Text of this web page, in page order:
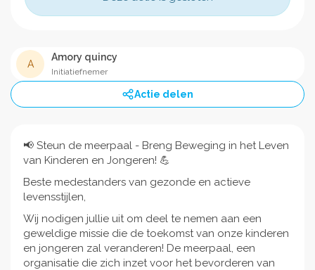
A
Amory quincy
Initiatiefnemer
Actie delen
📢 Steun de meerpaal - Breng Beweging in het Leven
van Kinderen en Jongeren! 💪
Beste medestanders van gezonde en actieve
levensstijlen,
Wij nodigen jullie uit om deel te nemen aan een
geweldige missie die de toekomst van onze kinderen
en jongeren zal veranderen! De meerpaal, een
organisatie die zich inzet voor het bevorderen van